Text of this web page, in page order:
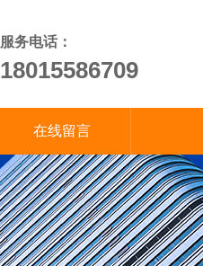
服务电话：
18015586709
在线留言